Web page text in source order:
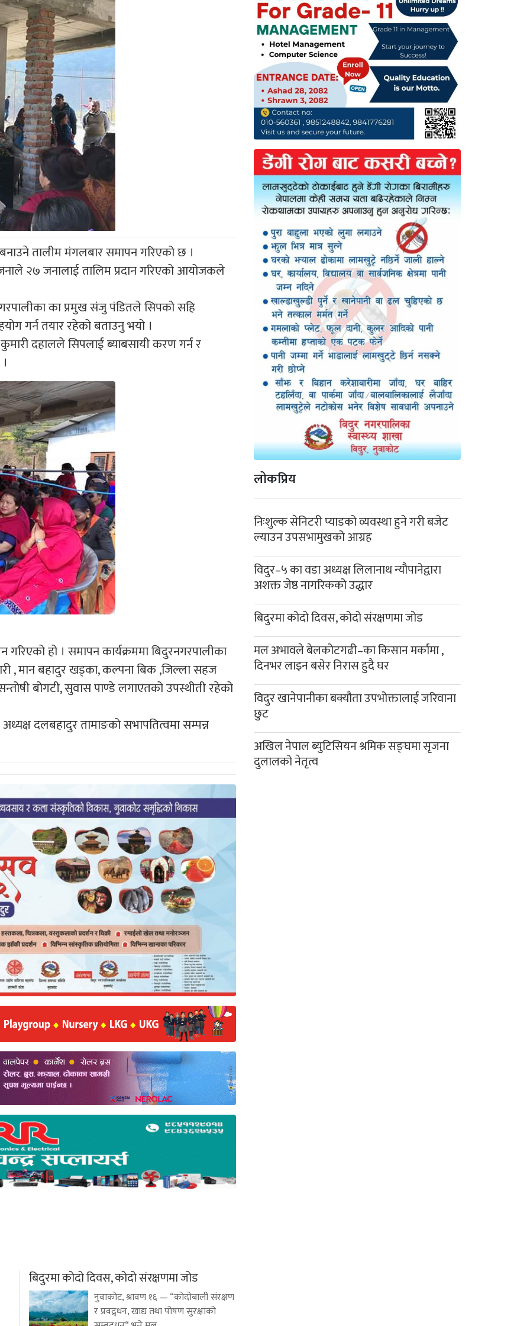
तालीम मंगलबार समापन गरिएको छ ।
२७ जनालाई तालिम प्रदान गरिएको आयोजकले
का प्रमुख संंजु पंडितले सिपको सहि
गर्न तयार रहेको बताउनु भयो ।
दहालले सिपलाई ब्याबसायी करण गर्न र
हो । समापन कार्यक्रममा बिदुरनगरपालीका
, मान बहादुर खड्का, कल्पना बिक ,जिल्ला सहज
बोगटी, सुवास पाण्डे लगाएतको उपस्थीती रहेको
दलबहादुर तामाङको सभापतित्वमा सम्पन्न
बिदुरमा कोदो दिवस, कोदो संरक्षणमा जोड
नुवाकोट, श्रावण १६ — “कोदोबाली संरक्षण
र प्रवद्र्धन, खाद्य तथा पोषण सुरक्षाको
लोकप्रिय
निःशुल्क सेनिटरी प्याडको व्यवस्था हुने गरी बजेट
ल्याउन उपसभामुखको आग्रह
विदुर–५ का वडा अध्यक्ष लिलानाथ न्यौपानेद्वारा
अशक्त जेष्ठ नागरिकको उद्धार
बिदुरमा कोदो दिवस, कोदो संरक्षणमा जोड
मल अभावले बेलकोटगढी–का किसान मर्कामा ,
दिनभर लाइन बसेर निरास हुदै घर
विदुर खानेपानीका बक्यौता उपभोक्तालाई जरिवाना
छुट
अखिल नेपाल ब्युटिसियन श्रमिक सङ्घमा सृजना
दुलालको नेतृत्व